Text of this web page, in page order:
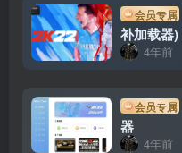
会员专属
补加载器
4年前
会员专属
器
4年前